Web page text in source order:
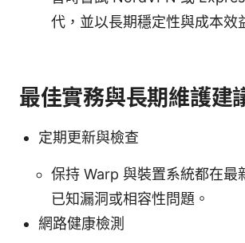
代，並以長期穩定性與成本效
最佳實務與長期維護建
定期更新與檢查
保持 Warp 與裝置系統都在最
已知漏洞或相容性問題。
網路健康檢測